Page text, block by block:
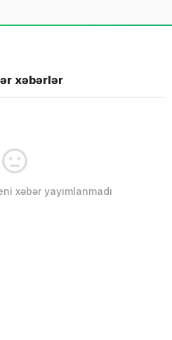
xəbərlər
xəbər yayımlanmadı